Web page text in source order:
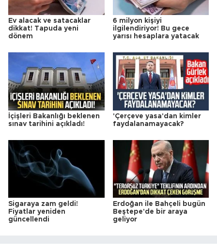
Ev alacak ve satacaklar
dikkat! Tapuda yeni
dönem
6 milyon kişiyi
ilgilendiriyor! Bu gece
yarısı hesaplara yatacak
İçişleri Bakanlığı beklenen
sınav tarihini açıkladı!
'Çerçeve yasa'dan kimler
faydalanamayacak?
Sigaraya zam geldi!
Fiyatlar yeniden
güncellendi
Erdoğan ile Bahçeli bugün
Beştepe'de bir araya
geliyor